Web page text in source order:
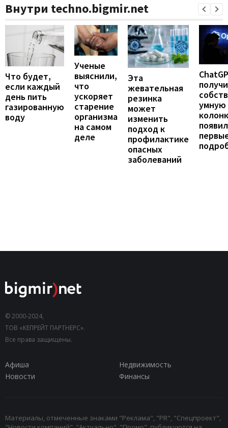
Внутри techno.bigmir.net
Что будет,
если каждый
день пить
газированную
воду
Ученые
выяснили,
что
ускоряет
старение
организма
на самом
деле
Эта
жевательная
резинка
может
изменить
подход к
профилактике
опасных
заболеваний
умную
© 2000-2024,
ТОВ «КЕПРЕЙТ ПАРТНЕРС».
Все права защищены.
Афиша
Недвижимость
Новости
Финансы
Материалы, отмеченные знаками "Реклама", "PR", "Спецпроект",